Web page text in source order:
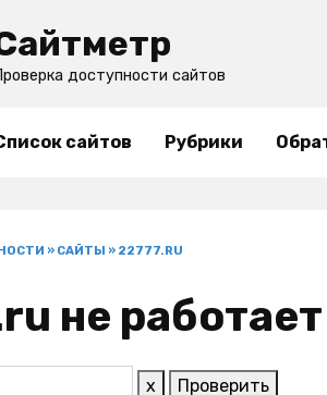
доступности сайтов
сайтов Рубрики
» САЙТЫ » 22777.RU
не
x Проверить